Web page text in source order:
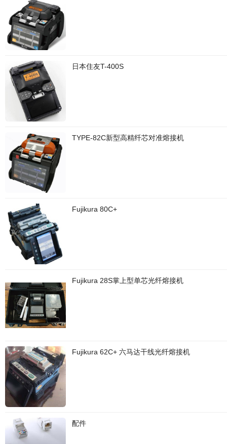
日本住友T-400S
TYPE-82C新型高精纤芯对准熔接机
Fujikura 80C+
Fujikura 28S掌上型单芯光纤熔接机
Fujikura 62C+ 六马达干线光纤熔接机
配件